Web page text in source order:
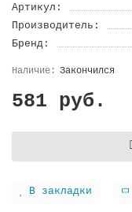
Артикул:
Производитель:
Бренд:
Закончился
581 руб.
В закладки